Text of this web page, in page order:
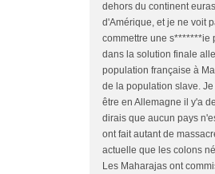
dehors du continent
d'Amérique, et je ne voit
commettre une s*******ie
dans la solution finale
population française à
de la population slave.
être en Allemagne il y'a
dirais que aucun pays
ont fait autant de
actuelle que les colons
Les Maharajas ont